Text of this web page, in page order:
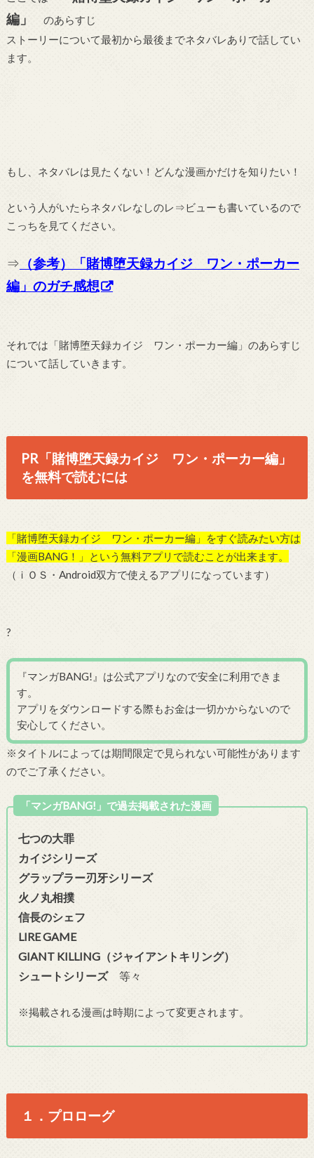
編」
のあらすじ
ストーリーについて最初から最後までネタバレありで話してい
ます。
もし、ネタバレは見たくない！どんな漫画かだけを知りたい！
という人がいたらネタバレなしのレ⇒ビューも書いているので
こっちを見てください。
⇒ （参考）「賭博堕天録カイジ ワン・ポーカー
編」のガチ感想
それでは「賭博堕天録カイジ ワン・ポーカー編」のあらすじ
について話していきます。
PR「賭博堕天録カイジ ワン・ポーカー編」
を無料で読むには
「賭博堕天録カイジ ワン・ポーカー編」をすぐ読みたい方は
「漫画BANG！」という無料アプリで読むことが出来ます。
（ｉＯＳ・Android双方で使えるアプリになっています）
?
『マンガBANG!』は公式アプリなので安全に利用できま
す。
アプリをダウンロードする際もお金は一切かからないので
安心してください。
※タイトルによっては期間限定で見られない可能性があります
のでご了承ください。
「マンガBANG!」で過去掲載された漫画
七つの大罪
カイジシリーズ
グラップラー刃牙シリーズ
火ノ丸相撲
信長のシェフ
LIRE GAME
GIANT KILLING（ジャイアントキリング）
シュートシリーズ等々
※掲載される漫画は時期によって変更されます。
１．プロローグ